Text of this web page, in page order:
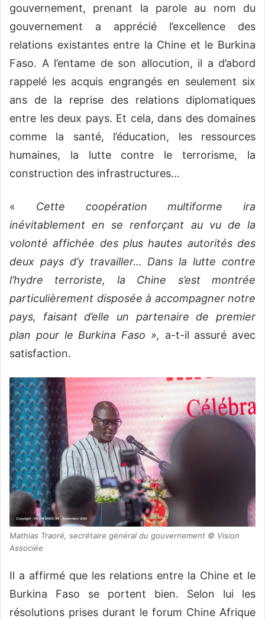
gouvernement, prenant la parole au nom du
gouvernement a apprécié l’excellence des
relations existantes entre la Chine et le Burkina
Faso. A l’entame de son allocution, il a d’abord
rappelé les acquis engrangés en seulement six
ans de la reprise des relations diplomatiques
entre les deux pays. Et cela, dans des domaines
comme la santé, l’éducation, les ressources
humaines, la lutte contre le terrorisme, la
construction des infrastructures…
« Cette coopération multiforme ira
inévitablement en se renforçant au vu de la
volonté affichée des plus hautes autorités des
deux pays d’y travailler… Dans la lutte contre
l’hydre terroriste, la Chine s’est montrée
particulièrement disposée à accompagner notre
pays, faisant d’elle un partenaire de premier
plan pour le Burkina Faso », a-t-il assuré avec
satisfaction.
Mathias Traoré, secrétaire général du gouvernement © Vision
Associée
Il a affirmé que les relations entre la Chine et le
Burkina Faso se portent bien. Selon lui les
résolutions prises durant le forum Chine Afrique